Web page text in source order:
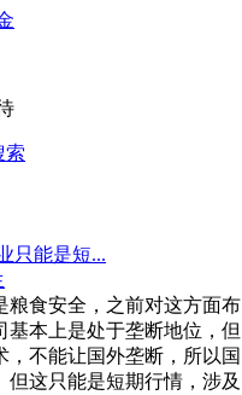
索
只能是短...
粮食安全，之前对这方面布
基本上是处于垄断地位，但
，不能让国外垄断，所以国
这只能是短期行情，涉及